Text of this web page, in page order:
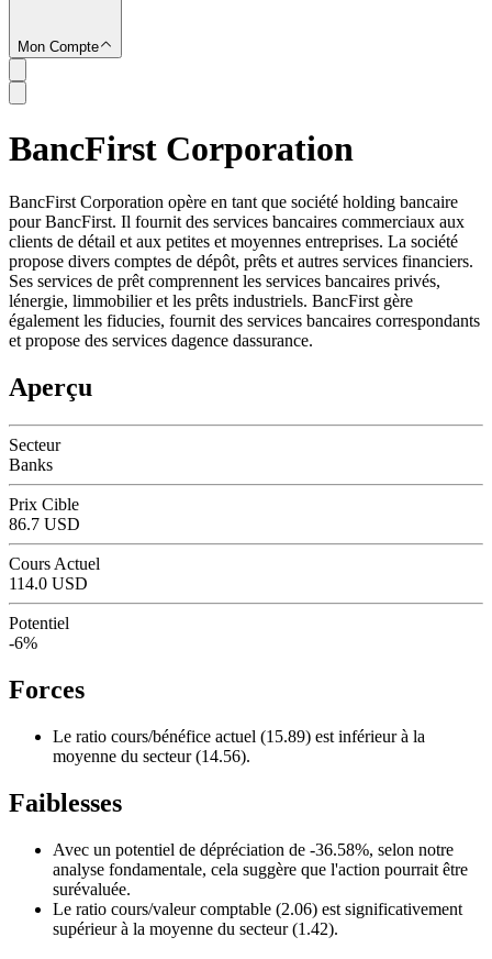
Mon Compte
SC
BancFirst Corporation
BancFirst Corporation opère en tant que société holding bancaire
pour BancFirst. Il fournit des services bancaires commerciaux aux
clients de détail et aux petites et moyennes entreprises. La société
propose divers comptes de dépôt, prêts et autres services financiers.
Ses services de prêt comprennent les services bancaires privés,
lénergie, limmobilier et les prêts industriels. BancFirst gère
également les fiducies, fournit des services bancaires correspondants
et propose des services dagence dassurance.
Aperçu
Secteur
Banks
Prix Cible
86.7 USD
Cours Actuel
114.0 USD
Potentiel
-6%
Forces
Le ratio cours/bénéfice actuel (15.89) est inférieur à la
moyenne du secteur (14.56).
Faiblesses
Avec un potentiel de dépréciation de -36.58%, selon notre
analyse fondamentale, cela suggère que l'action pourrait être
surévaluée.
Le ratio cours/valeur comptable (2.06) est significativement
supérieur à la moyenne du secteur (1.42).